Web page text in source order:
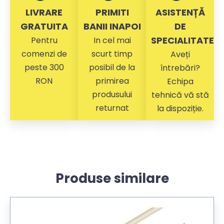
LIVRARE
GRATUITA
Pentru
comenzi de
peste 300
RON
PRIMITI
BANII INAPOI
In cel mai
scurt timp
posibil de la
primirea
produsului
returnat
ASISTENȚĂ
DE
SPECIALITATE
Aveți
întrebări?
Echipa
tehnică vă stă
la dispoziție.
Produse similare